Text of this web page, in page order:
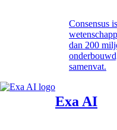
Consensus
dan 200
samenvat.
Exa AI